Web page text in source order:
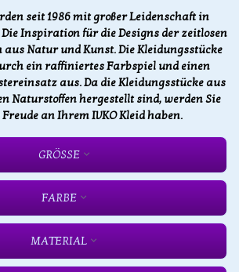
seit 1986 mit großer Leidenschaft in
Inspiration für die Designs der zeitlosen
Natur und Kunst. Die Kleidungsstücke
ein raffiniertes Farbspiel und einen
aus. Da die Kleidungsstücke aus
Naturstoffen hergestellt sind, werden Sie
an Ihrem IVKO Kleid haben.
GRÖSSE
FARBE
MATERIAL